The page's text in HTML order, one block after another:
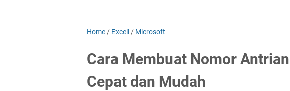
Home / Excell / Microsoft
Cara Membuat Nomor
Cepat dan Mudah